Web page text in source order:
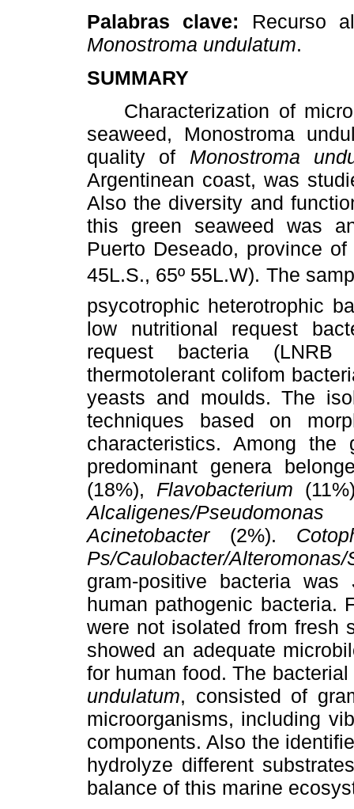
Palabras clave: Recurso
Monostroma undulatum.
SUMMARY
Characterization of
seaweed, Monostroma
quality of Monostroma
Argentinean coast, was
Also the diversity and
this green seaweed was
Puerto Deseado, province
45L.S., 65º 55L.W). The
psycotrophic heterotrophic
low nutritional request
request bacteria
thermotolerant colifom
yeasts and moulds. The
techniques based on
characteristics. Among the
predominant genera
(18%), Flavobacterium
Alcaligenes/Pseudomonas
Acinetobacter(2%).
Ps/Caulobacter/
gram-positive bacteria was
human pathogenic bacteria.
were not isolated from fresh
showed an adequate
for human food. The
undulatum, consisted of
microorganisms, including
components. Also the
hydrolyze different
balance of this marine